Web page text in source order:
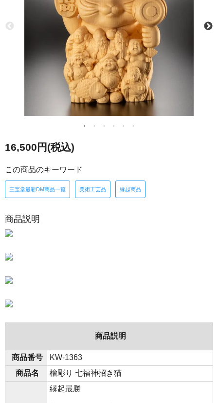
16,500円(税込)
この商品のキーワード
三宝堂最新DM商品一覧 美術工芸品 縁起商品
商品説明
商品説明
商品番号
KW-1363
商品名
檜彫り 七福神招き猫
縁起最勝